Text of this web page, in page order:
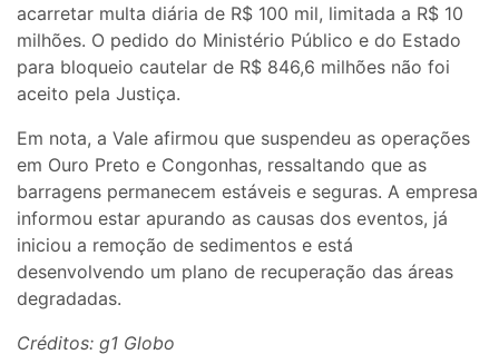
acarretar multa diária de R$ 100 mil, limitada a R$ 10
milhões. O pedido do Ministério Público e do Estado
para bloqueio cautelar de R$ 846,6 milhões não foi
aceito pela Justiça.
Em nota, a Vale afirmou que suspendeu as operações
em Ouro Preto e Congonhas, ressaltando que as
barragens permanecem estáveis e seguras. A empresa
informou estar apurando as causas dos eventos, já
iniciou a remoção de sedimentos e está
desenvolvendo um plano de recuperação das áreas
degradadas.
Créditos: g1 Globo